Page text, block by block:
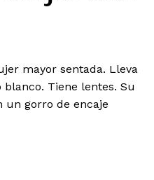
mayor sentada. Lleva
Tiene lentes. Su
un gorro de encaje